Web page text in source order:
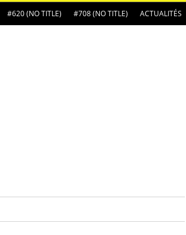
#620 (NO TITLE) #708 (NO TITLE) ACTUALITÉS